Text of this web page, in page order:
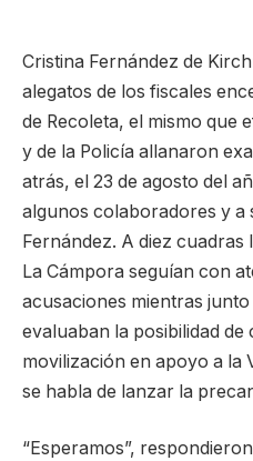
Cristina Fernández de
alegatos de los fiscales
de Recoleta, el mismo que
y de la Policía allanaron
atrás, el 23 de agosto del
algunos colaboradores y a
Fernández. A diez cuadras
La Cámpora seguían con
acusaciones mientras junto
evaluaban la posibilidad
movilización en apoyo a la
se habla de lanzar la
“Esperamos”,